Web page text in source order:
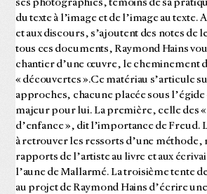
ses photographies, témoins de sa
du texte à l’image et de l’image au texte.
et aux discours, s’ajoutent des notes de
tous ces documents, Raymond Hains
chantier d’une œuvre, le cheminement
« découvertes ».Ce matériau s’articule
approches, chacune placée sous
majeur pour lui. La première, celle des
d’enfance », dit l’importance de Freud.
à retrouver les ressorts d’une méthode,
rapports de l’artiste au livre et aux
l’aune de Mallarmé. La troisième tente
au projet de Raymond Hains d’écrire